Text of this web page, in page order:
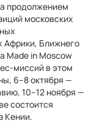
продолжением
московских
Африки, Ближнего
Made in Moscow
миссий в этом
6–8 октября —
10–12 ноября —
состоится
Кении.